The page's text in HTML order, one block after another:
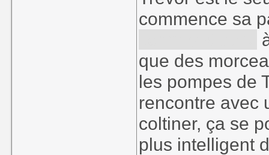
commence sa
que des
les pompes de
rencontre avec
coltiner, ça se
plus intelligent